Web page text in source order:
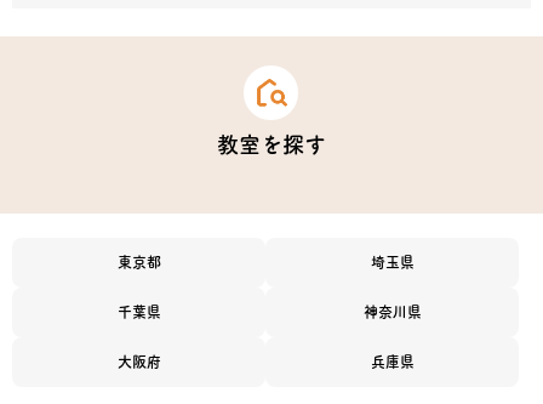
教室を探す
東京都 埼玉県
千葉県 神奈川県
大阪府 兵庫県